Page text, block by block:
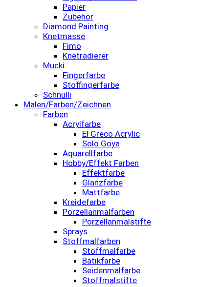
Papier
Zubehör
Diamond Painting
Knetmasse
Fimo
Knetradierer
Mucki
Fingerfarbe
Stoffingerfarbe
Schnulli
Malen/Farben/Zeichnen
Farben
Acrylfarbe
El Greco Acrylic
Solo Goya
Aquarellfarbe
Hobby/Effekt Farben
Effektfarbe
Glanzfarbe
Mattfarbe
Kreidefarbe
Porzellanmalfarben
Porzellanmalstifte
Sprays
Stoffmalfarben
Stoffmalfarbe
Batikfarbe
Seidenmalfarbe
Stoffmalstifte